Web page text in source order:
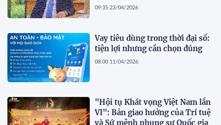
09:35 23/04/2026
Vay tiêu dùng trong thời đại số:
tiện lợi nhưng cần chọn đúng
08:00 11/04/2026
"Hội tụ Khát vọng Việt Nam lần
VI": Bản giao hưởng của Trí tuệ
và Sứ mệnh phụng sự Quốc gia